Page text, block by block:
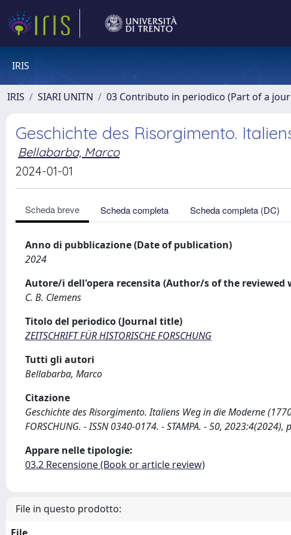
IRIS
IRIS SIARI UNITN 03 Contributo in periodico (Part of a
Geschichte des Risorgimento.
Bellabarba, Marco
2024-01-01
Scheda breve Scheda completa Scheda completa (DC)
Anno di pubblicazione (Date of publication)
2024
Autore/i dell'opera recensita (Author/s of the reviewed
C. B. Clemens
Titolo del periodico (Journal title)
ZEITSCHRIFT FÜR HISTORISCHE FORSCHUNG
Tutti gli autori
Bellabarba, Marco
Citazione
Geschichte des Risorgimento. Italiens Weg in die Moderne
FORSCHUNG. - ISSN 0340-0174. - STAMPA. - 50, 2023:4(2024),
Appare nelle tipologie:
03.2 Recensione (Book or article review)
File in questo prodotto: